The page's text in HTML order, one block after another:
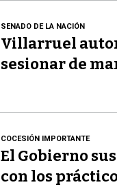
SENADO DE LA NACIÓN
Villarruel
sesionar de
COCESIÓN IMPORTANTE
El Gobierno
con los